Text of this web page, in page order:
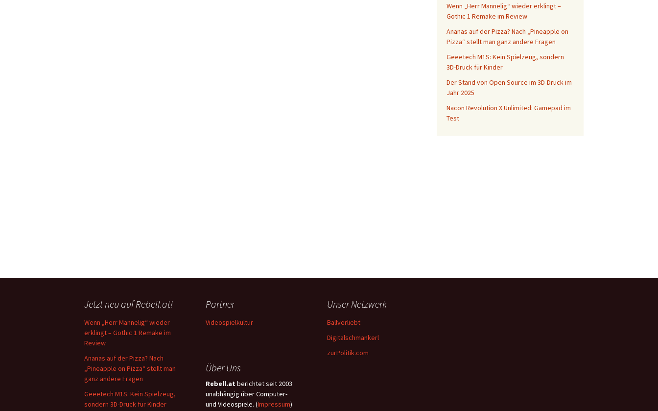
Wenn „Herr Mannelig“ wieder erklingt –
Gothic 1 Remake im Review
Ananas auf der Pizza? Nach „Pineapple on
Pizza“ stellt man ganz andere Fragen
Geeetech M1S: Kein Spielzeug, sondern
3D-Druck für Kinder
Der Stand von Open Source im 3D-Druck im
Jahr 2025
Nacon Revolution X Unlimited: Gamepad im
Test
Jetzt neu auf Rebell.at!
Wenn „Herr Mannelig“ wieder
erklingt – Gothic 1 Remake im
Review
Ananas auf der Pizza? Nach
„Pineapple on Pizza“ stellt man
ganz andere Fragen
Geeetech M1S: Kein Spielzeug,
sondern 3D-Druck für Kinder
Partner
Videospielkultur
Unser Netzwerk
Ballverliebt
Digitalschmankerl
zurPolitik.com
Über Uns
Rebell.at berichtet seit 2003
unabhängig über Computer-
und Videospiele. (Impressum)